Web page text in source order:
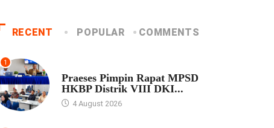
RECENT POPULAR COMMENTS
1
Praeses Pimpin Rapat MPSD
HKBP Distrik VIII DKI...
4 August 2026